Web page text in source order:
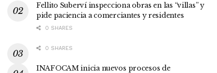
Fellito Suberví inspecciona obras en las “villas” y
pide paciencia a comerciantes y residentes
0 SHARES
0 SHARES
INAFOCAM inicia nuevos procesos de